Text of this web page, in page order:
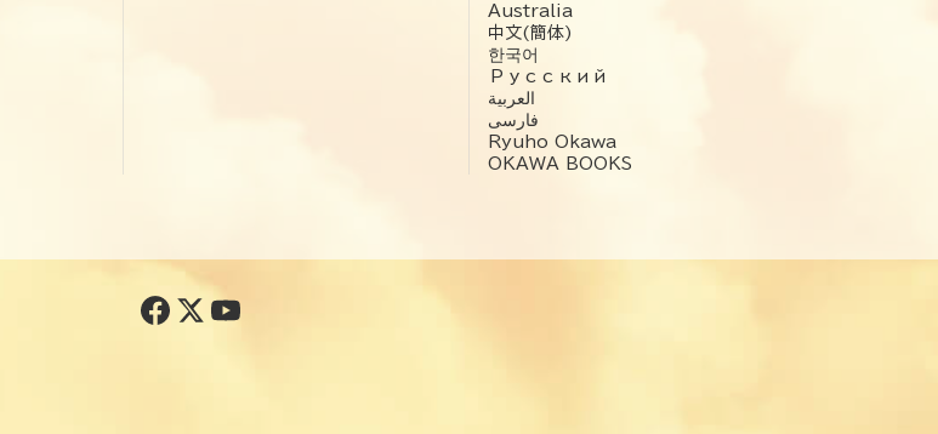
Australia
中文(簡体)
한국어
Русский
العربية‏
فارسی
Ryuho Okawa
OKAWA BOOKS